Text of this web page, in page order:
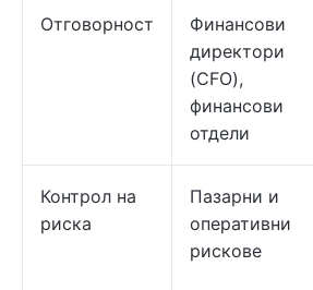
Отговорност
Финансови
директори
(CFO),
финансови
отдели
Контрол на
риска
Пазарни и
оперативни
рискове